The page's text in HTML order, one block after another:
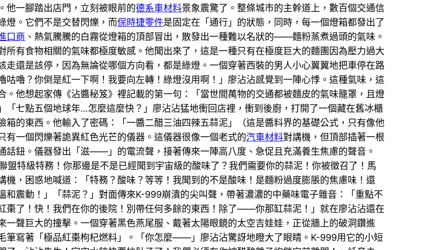
他一腳踏出店門，立刻被眼前的德系車材料景象震驚了。整條城市的主幹道上，數百個交通信
燈。它們不是交替閃爍，而保時捷零件是固定在「通行」的狀態，同時，每一個燈箱都發出了
口商 、熱氣騰騰的白霧從燈箱的頂部冒出，散發出一種難以名狀的——麵粉蒸煮過頭的氣味。
所有食物相關的氣味都極度敏感。他聞出來了，這是一種只有在極度巨大的麵團因為壓力過大
還是該停，因為無論從哪個方向看，都是綠燈。一個穿著西裝的男人小心翼翼地把車停在路
嚕？你倒是紅一下啊！我要向左轉！綠燈沒用啊！」廖沾沾感覺到一陣心悸。這種氣味，這
他想起家傳《沾醬秘笈》裡記載的第一句：「當世間萬物的交通都被麵皮的氣味籠罩，且燈
「七點五個地球年…怎麼這麼快？」廖沾沾猛地衝回店裡，衝到後廚，打開了一個藏在舊冰櫃
的東西。他輸入了密碼：「一醬二醋三油四辣五蒜泥」（這是醬料界的基礎公式，只有像他
一個閃爍著詭異紅色光芒的儀器。這儀器很像一個老式的汽車材料對講機，但頂部插著一根
話鈕。儀器發出「滋——」的電流聲，接著傳來一陣高八度、急促且充滿養生焦慮的聲音。
盟特級特務！你那邊是不是已經聞到宇宙級的酸味了？我們需要你的蒜泥！你被徵召了！馬
機，困惑地喊道：「特務？酸味？等等！我聞到的不是酸味！是麵粉過度膨脹的焦慮味！還
震動！」「蒜泥？」對面傳來K-999崩潰的尖叫聲，帶著濃濃的中藥味電子雜音：「重點不
了！快！我們在你的後院！別帶任何多餘的東西！除了——你那缸蒜泥！」就在廖沾沾還在
聲巨大的撞擊。一個穿著黑色燕尾服、戴著太陽眼鏡的太空吉娃娃，正從牆上的破洞鑽進
筆寫著「極品紅棗枸杞燃料」。「你怎麼——」廖沾沾驚訝地瞪大了眼睛。K-999用它的小短